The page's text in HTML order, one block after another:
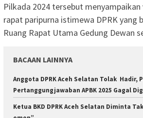
Pilkada 2024 tersebut
rapat paripurna istimewa DPRK yang
Ruang Rapat Utama Gedung Dewan
BACAAN LAINNYA
Anggota DPRK Aceh Selatan Tolak Hadir,
Pertanggungjawaban APBK 2025 Gagal
Ketua BKD DPRK Aceh Selatan Diminta